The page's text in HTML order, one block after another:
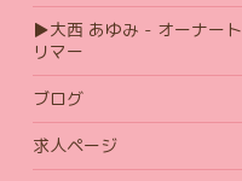
▶大西 あゆみ - オーナート
リマー
ブログ
求人ページ